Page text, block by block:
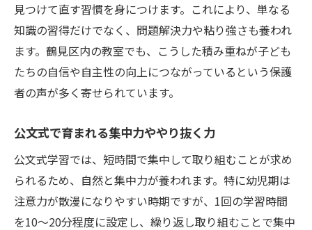
見つけて直す習慣を身につけます。これにより、単なる
知識の習得だけでなく、問題解決力や粘り強さも養われ
ます。鶴見区内の教室でも、こうした積み重ねが子ども
たちの自信や自主性の向上につながっているという保護
者の声が多く寄せられています。
公文式で育まれる集中力ややり抜く力
公文式学習では、短時間で集中して取り組むことが求め
られるため、自然と集中力が養われます。特に幼児期は
注意力が散漫になりやすい時期ですが、1回の学習時間
を10〜20分程度に設定し、繰り返し取り組むことで集中